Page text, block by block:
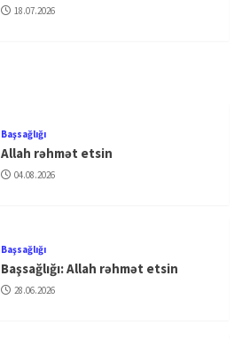
18.07.2026
Başsağlığı
Allah rəhmət etsin
04.08.2026
Başsağlığı
Başsağlığı: Allah rəhmət etsin
28.06.2026